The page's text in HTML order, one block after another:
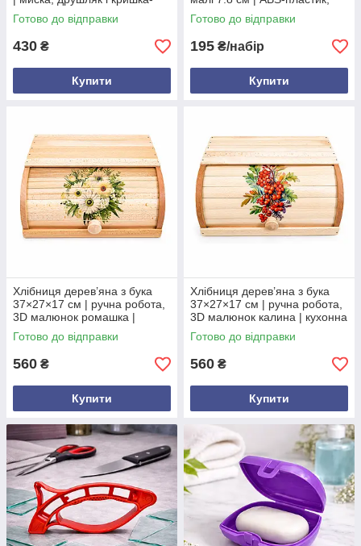
терка для овочів
Готово до відправки
430 ₴
Купити
для їжі, кухні, офісу
Готово до відправки
195 ₴/набір
Купити
Хлібниця дерев’яна з бука
37×27×17 см | ручна робота,
3D малюнок ромашка |
кухонна хлібниця для
зберігання хліба
Готово до відправки
560 ₴
Купити
Хлібниця дерев’яна з бука
37×27×17 см | ручна робота,
3D малюнок калина | кухонна
хлібниця для зберігання
хліба
Готово до відправки
560 ₴
Купити